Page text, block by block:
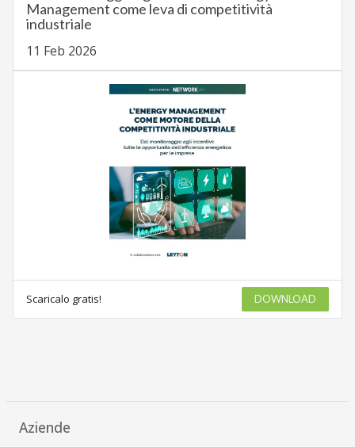
Management come leva di competitività
industriale
11 Feb 2026
Scaricalo gratis! DOWNLOAD
Aziende